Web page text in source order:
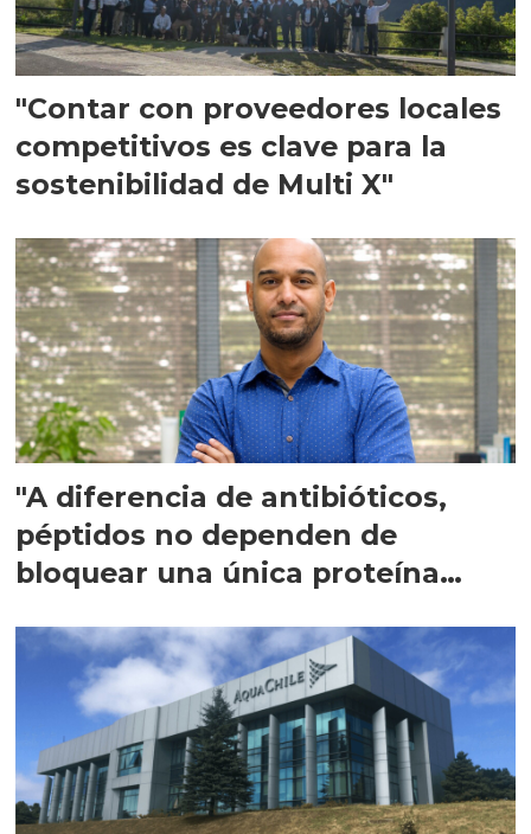
"Contar con proveedores locales
competitivos es clave para la
sostenibilidad de Multi X"
"A diferencia de antibióticos,
péptidos no dependen de
bloquear una única proteína